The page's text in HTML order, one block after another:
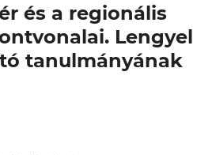
és a regionális
Lengyel
tanulmányának